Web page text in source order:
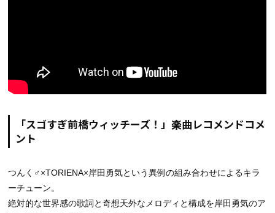
「スゴすぎ前橋ウィッチーズ！」楽曲レコメンドコメ
ント
つんく♂×TORIENA×岸田勇気という異例の組み合わせによるキラ
ーチューン。
絶対的な世界感の歌詞と奇想天外なメロディと構成を岸田勇気のア